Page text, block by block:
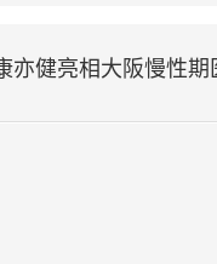
亦健亮相大阪慢性期